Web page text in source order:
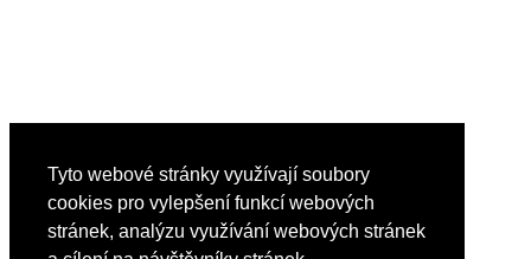
Tyto webové stránky využívají soubory
cookies pro vylepšení funkcí webových
stránek, analýzu využívání webových stránek